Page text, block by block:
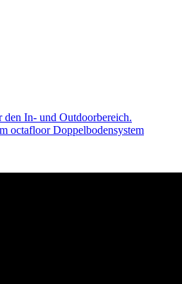
den In- und Outdoorbereich.